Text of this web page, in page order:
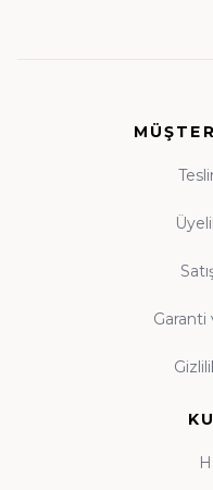
• Tasavvuf ve
Guraba Yayınları,
başta olmak
Çocuk Kitapları
Kitap okuma
Garanti